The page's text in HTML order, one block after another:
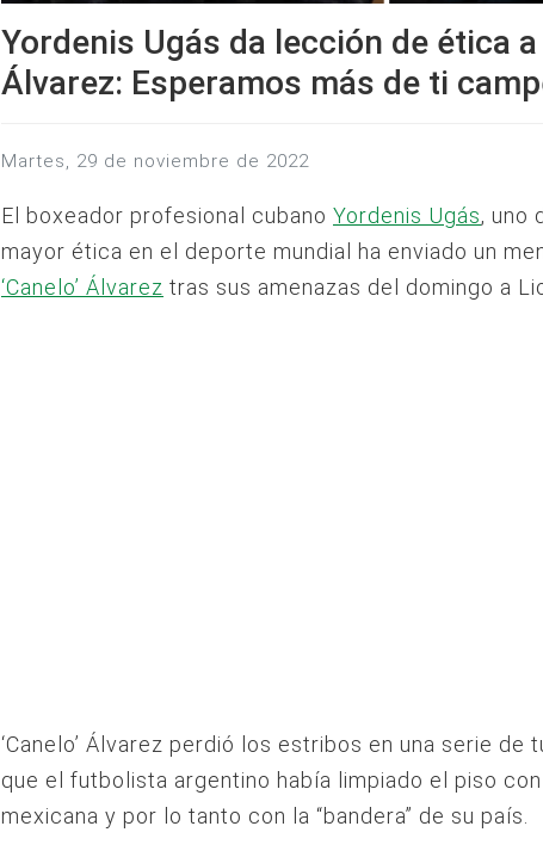
Yordenis Ugás da lección de ética a
Álvarez: Esperamos más de ti
martes, 29 de noviembre de 2022
El boxeador profesional cubano Yordenis Ugás, uno
mayor ética en el deporte mundial ha enviado un
‘Canelo’ Álvarez tras sus amenazas del domingo a
‘Canelo’ Álvarez perdió los estribos en una serie de
que el futbolista argentino había limpiado el piso
mexicana y por lo tanto con la “bandera” de su país.